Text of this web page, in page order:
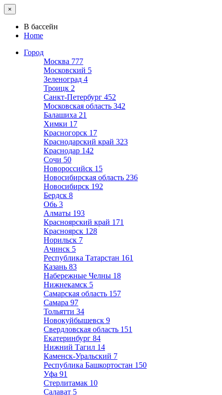
×
В бассейн
Home
Город
Москва 777
Московский 5
Зеленоград 4
Троицк 2
Санкт-Петербург 452
Московская область 342
Балашиха 21
Химки 17
Красногорск 17
Краснодарский край 323
Краснодар 142
Сочи 50
Новороссийск 15
Новосибирская область 236
Новосибирск 192
Бердск 8
Обь 3
Алматы 193
Красноярский край 171
Красноярск 128
Норильск 7
Ачинск 5
Республика Татарстан 161
Казань 83
Набережные Челны 18
Нижнекамск 5
Самарская область 157
Самара 97
Тольятти 34
Новокуйбышевск 9
Свердловская область 151
Екатеринбург 84
Нижний Тагил 14
Каменск-Уральский 7
Республика Башкортостан 150
Уфа 91
Стерлитамак 10
Салават 5